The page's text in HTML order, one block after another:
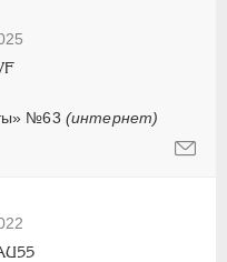
№63 (интернет)